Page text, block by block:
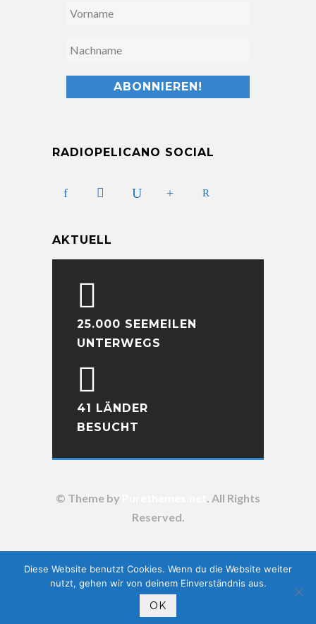
RADIOPELICANO SOCIAL
AKTUELL
25.000 SEEMEILEN
UNTERWEGS
41 LÄNDER
BESUCHT
© Theme by
. All Rights
Reserved.
Diese Website benutzt Cookies. Wenn du die Website weiter
nutzt, gehen wir von deinem Einverständnis aus.
OK